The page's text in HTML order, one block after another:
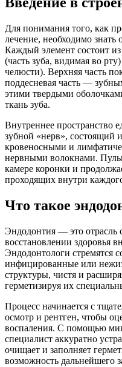
Для понимания того, как
лечение, необходимо знать
Каждый элемент состоит
(часть зуба, видимая во
челюсти). Верхняя часть
поддесневая часть —
этими твердыми
ткань зуба.
Внутреннее пространство
зубной «нерв», состоящий
кровеносными и
нервными волокнами.
камере коронки и
проходящих внутри
Что такое
Эндодонтия — это отрасль
восстановлении здоровья
Эндодонтологи стремятся
инфицированные или
структуры, чистя и
герметизируя их
Процесс начинается с
осмотр и рентген, чтобы
воспаления. С помощью
специалист аккуратно
очищает и заполняет
возможность дальнейшего